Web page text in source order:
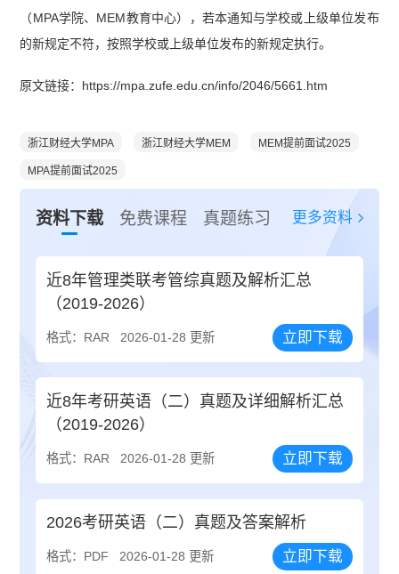
（MPA学院、MEM教育中心），若本通知与学校或上级单位发布
的新规定不符，按照学校或上级单位发布的新规定执行。
原文链接：https://mpa.zufe.edu.cn/info/2046/5661.htm
浙江财经大学MPA 浙江财经大学MEM MEM提前面试2025
MPA提前面试2025
资料下载 免费课程 真题练习 更多资料
近8年管理类联考管综真题及解析汇总
（2019-2026）
格式：RAR 2026-01-28 更新 立即下载
近8年考研英语（二）真题及详细解析汇总
（2019-2026）
格式：RAR 2026-01-28 更新 立即下载
2026考研英语（二）真题及答案解析
格式：PDF 2026-01-28 更新 立即下载